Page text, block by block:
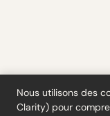
Outils ·Blog· Glossaire·
Nous utilisons des
Clarity) pour